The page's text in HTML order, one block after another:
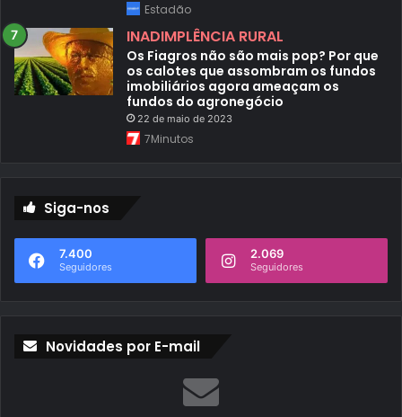
Estadão
INADIMPLÊNCIA RURAL
Os Fiagros não são mais pop? Por que
os calotes que assombram os fundos
imobiliários agora ameaçam os
fundos do agronegócio
22 de maio de 2023
7Minutos
Siga-nos
7.400
Seguidores
2.069
Seguidores
Novidades por E-mail